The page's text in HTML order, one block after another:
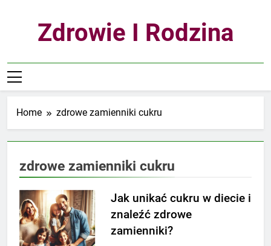
Zdrowie I Rodzina
Home zdrowe zamienniki cukru
zdrowe zamienniki cukru
Jak unikać cukru w diecie i
znaleźć zdrowe
zamienniki?